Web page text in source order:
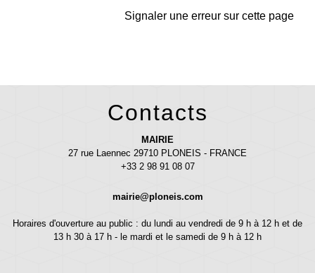
Signaler une erreur sur cette page
Contacts
MAIRIE
27 rue Laennec 29710 PLONEIS - FRANCE
+33 2 98 91 08 07
mairie@ploneis.com
Horaires d'ouverture au public : du lundi au vendredi de 9 h à 12 h et de
13 h 30 à 17 h - le mardi et le samedi de 9 h à 12 h